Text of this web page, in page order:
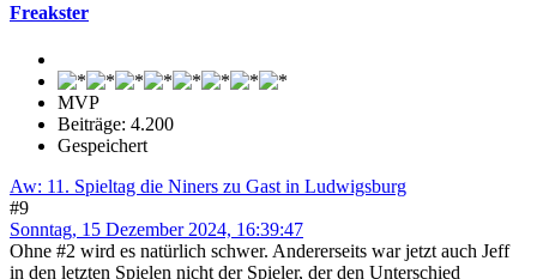
Freakster
MVP
Beiträge: 4.200
Gespeichert
Aw: 11. Spieltag die Niners zu Gast in Ludwigsburg
#9
Sonntag, 15 Dezember 2024, 16:39:47
Ohne #2 wird es natürlich schwer. Andererseits war jetzt auch Jeff
in den letzten Spielen nicht der Spieler, der den Unterschied